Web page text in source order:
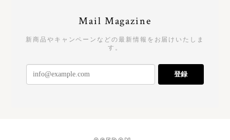
Mail Magazine
新商品やキャンペーンなどの最新情報をお届けいたしま
す。
登録